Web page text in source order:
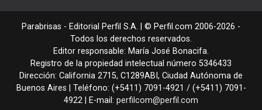
Parabrisas - Editorial Perfil S.A. | © Perfil.com 2006-2026 -
Todos los derechos reservados.
Editor responsable: María José Bonacifa.
Registro de la propiedad intelectual número 5346433
Dirección: California 2715, C1289ABI , Ciudad Autónoma de
Buenos Aires | Teléfono: (+5411) 7091-4921 / (+5411) 7091-
4922 | E-mail: perfilcom@perfil.com